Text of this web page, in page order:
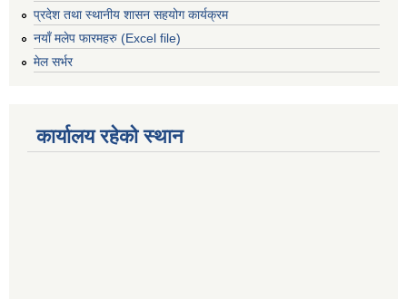
प्रदेश तथा स्थानीय शासन सहयोग कार्यक्रम
नयाँ मलेप फारमहरु (Excel file)
मेल सर्भर
कार्यालय रहेको स्थान